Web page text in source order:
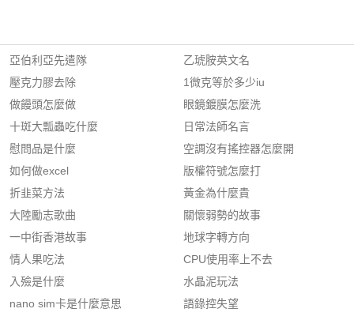
亞伯利亞先遣隊
壓克力膠去除
做饅頭怎麼做
十斑大瓢蟲吃什麼
慰問品是什麼
如何做excel
折韭菜方法
大陸勵志歌曲
一中街香港故事
情人果吃法
入殮是什麼
nano sim卡是什麼意思
乙琥胺英文名
1微克等於多少iu
眼鏡鍍膜怎麼洗
日常法師名言
空調沒有搖控器怎麼開
版權符號怎麼打
黃金為什麼貴
關懷弱勢的故事
地球字轉方向
CPU使用率上不去
水晶泥玩法
語錄控失望